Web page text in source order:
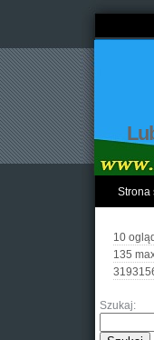
Strona
10
135
Szukaj: